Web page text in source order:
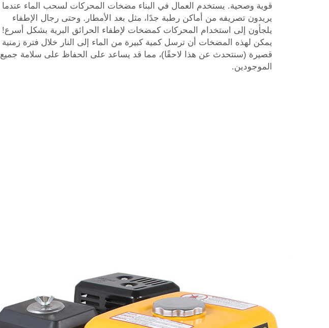
قوية وصحية. يستخدم العمال في البناء مضخات المحركات لسحب الماء عندما
يريدون تصريفه من أماكن رطبة جدًا، مثل بعد الأمطار. وحتى رجال الإطفاء
يلجأون إلى استخدام المحركات كمضخات لإطفاء الحرائق البرية بشكل أسرع!
يمكن لهذه المضخات أن ترسل كمية كبيرة من الماء إلى النار خلال فترة زمنية
قصيرة (سنتحدث عن هذا لاحقًا)، مما قد يساعد على الحفاظ على سلامة جميع
الموجودين.